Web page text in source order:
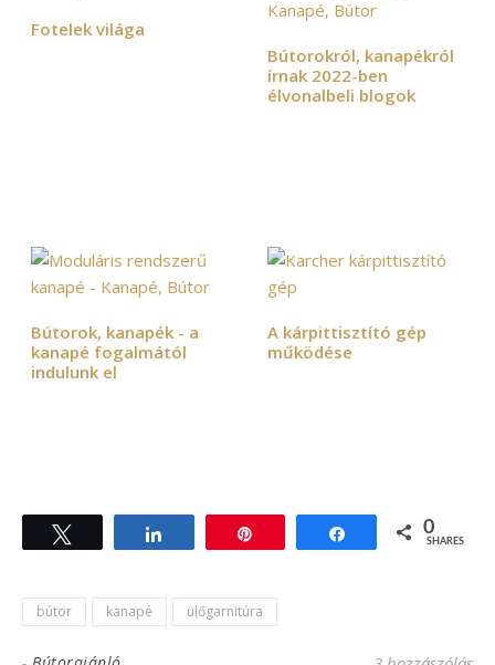
Fotelek világa
Bútorokról, kanapékról
írnak 2022-ben
élvonalbeli blogok
Bútorok, kanapék - a
kanapé fogalmától
indulunk el
A kárpittisztító gép
működése
Share 0
SHARES
bútor kanapé ülőgarnitúra